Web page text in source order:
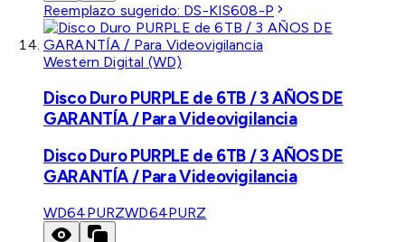
Reemplazo sugerido: DS-KIS608-P
Western Digital (WD)
Disco Duro PURPLE de 6TB / 3 AÑOS DE
GARANTÍA / Para Videovigilancia
Disco Duro PURPLE de 6TB / 3 AÑOS DE
GARANTÍA / Para Videovigilancia
WD64PURZWD64PURZ